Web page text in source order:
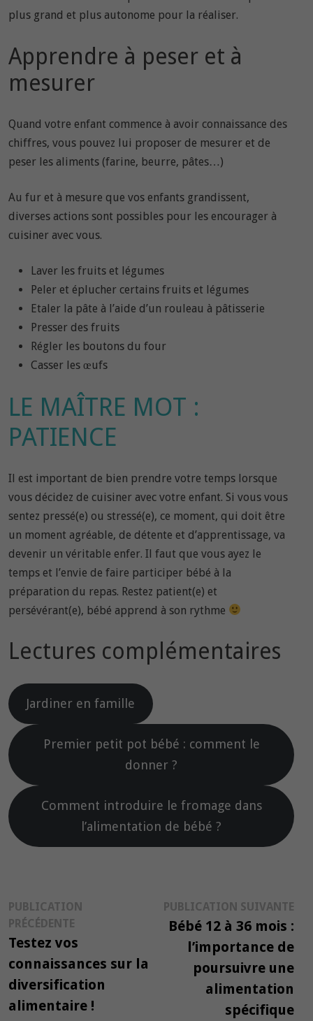
plus grand et plus autonome pour la réaliser.
Apprendre à peser et à
mesurer
Quand votre enfant commence à avoir connaissance des
chiffres, vous pouvez lui proposer de mesurer et de
peser les aliments (farine, beurre, pâtes…)
Au fur et à mesure que vos enfants grandissent,
diverses actions sont possibles pour les encourager à
cuisiner avec vous.
Laver les fruits et légumes
Peler et éplucher certains fruits et légumes
Etaler la pâte à l’aide d’un rouleau à pâtisserie
Presser des fruits
Régler les boutons du four
Casser les œufs
LE MAÎTRE MOT :
PATIENCE
Il est important de bien prendre votre temps lorsque
vous décidez de cuisiner avec votre enfant. Si vous vous
sentez pressé(e) ou stressé(e), ce moment, qui doit être
un moment agréable, de détente et d’apprentissage, va
devenir un véritable enfer. Il faut que vous ayez le
temps et l’envie de faire participer bébé à la
préparation du repas. Restez patient(e) et
persévérant(e), bébé apprend à son rythme
Lectures complémentaires
Jardiner en famille
Premier petit pot bébé : comment le
donner ?
Comment introduire le fromage dans
l’alimentation de bébé ?
Navigation
de
l’article
PUBLICATION
PRÉCÉDENTE
précédente :
Testez vos
connaissances sur la
diversification
alimentaire !
PUBLICATION SUIVANTE
Bébé 12 à 36 mois :
l’importance de
poursuivre une
alimentation
spécifique